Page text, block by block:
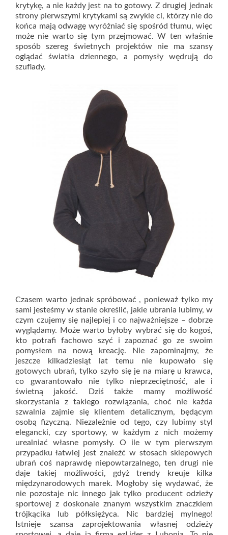
krytykę, a nie każdy jest na to gotowy. Z drugiej jednak
strony pierwszymi krytykami są zwykle ci, którzy nie do
końca mają odwagę wyróżniać się spośród tłumu, więc
może nie warto się tym przejmować. W ten właśnie
sposób szereg świetnych projektów nie ma szansy
oglądać światła dziennego, a pomysły wędrują do
szuflady.
Czasem warto jednak spróbować , ponieważ tylko my
sami jesteśmy w stanie określić, jakie ubrania lubimy, w
czym czujemy się najlepiej i co najważniejsze – dobrze
wyglądamy. Może warto byłoby wybrać się do kogoś,
kto potrafi fachowo szyć i zapoznać go ze swoim
pomysłem na nową kreację. Nie zapominajmy, że
jeszcze kilkadziesiąt lat temu nie kupowało się
gotowych ubrań, tylko szyło się je na miarę u krawca,
co gwarantowało nie tylko nieprzeciętność, ale i
świetną jakość. Dziś także mamy możliwość
skorzystania z takiego rozwiązania, choć nie każda
szwalnia zajmie się klientem detalicznym, będącym
osobą fizyczną. Niezależnie od tego, czy lubimy styl
elegancki, czy sportowy, w każdym z nich możemy
urealniać własne pomysły. O ile w tym pierwszym
przypadku łatwiej jest znaleźć w stosach sklepowych
ubrań coś naprawdę niepowtarzalnego, ten drugi nie
daje takiej możliwości, gdyż trendy kreuje kilka
międzynarodowych marek. Mogłoby się wydawać, że
nie pozostaje nic innego jak tylko producent odzieży
sportowej z doskonale znanym wszystkim znaczkiem
trójkącika lub półksiężyca. Nic bardziej mylnego!
Istnieje szansa zaprojektowania własnej odzieży